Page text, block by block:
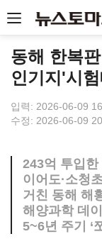
동해 한복
인기지'시
입력: 2026-06-09
수정: 2026-06-09
243억 투입
이어도·소청
거친 동해 해
해양과학 데
5~6년 주기 ‘